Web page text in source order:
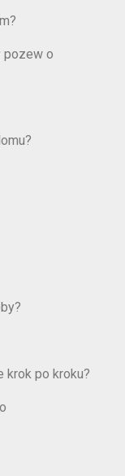
pozew o
krok po kroku?